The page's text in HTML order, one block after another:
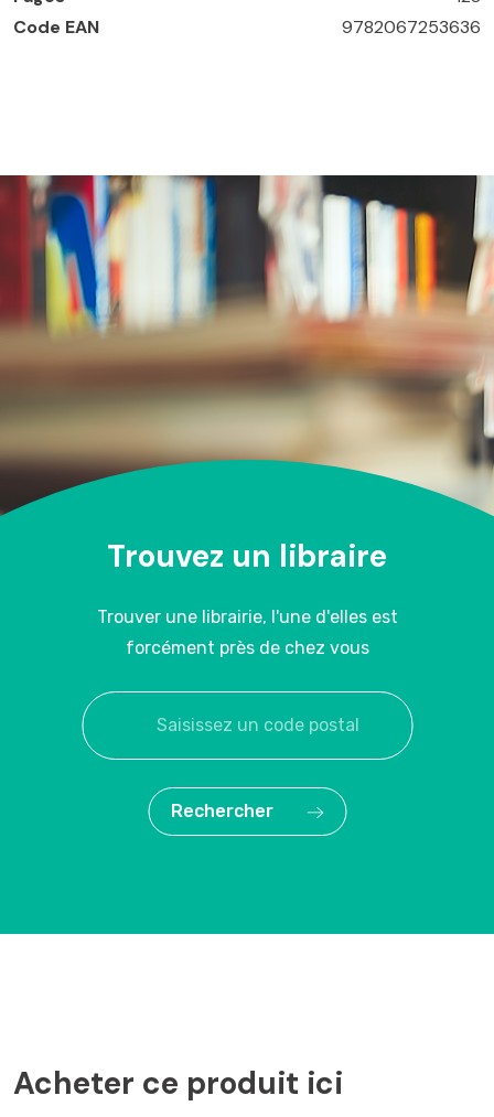
Code EAN
9782067253636
Trouvez un libraire
Trouver une librairie, l'une d'elles est
forcément près de chez vous
Rechercher
Acheter ce produit ici